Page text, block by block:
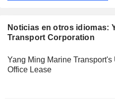
Noticias en otros idiomas:
Transport Corporation
Yang Ming Marine
Office Lease